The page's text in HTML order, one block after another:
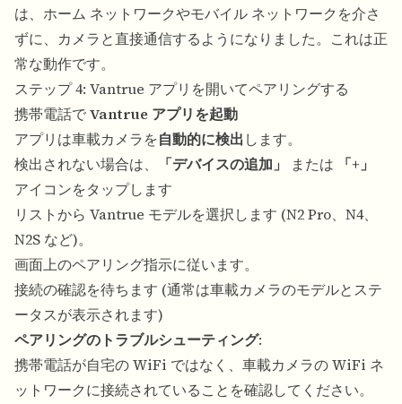
は、ホーム ネットワークやモバイル ネットワークを介さ
ずに、カメラと直接通信するようになりました。これは正
常な動作です。
ステップ 4: Vantrue アプリを開いてペアリングする
携帯電話でVantrue アプリを起動
アプリは車載カメラを自動的に検出します。
検出されない場合は、
「デバイスの追加」 または
「+」
アイコンをタップします
リストから Vantrue モデルを選択します (N2 Pro、N4、
N2S など)。
画面上のペアリング指示に従います。
接続の確認を待ちます (通常は車載カメラのモデルとステ
ータスが表示されます)
ペアリングのトラブルシューティング:
携帯電話が自宅の WiFi ではなく、車載カメラの WiFi ネ
ットワークに接続されていることを確認してください。